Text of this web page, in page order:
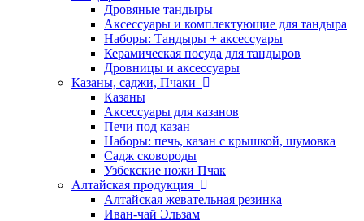
Дровяные тандыры
Аксессуары и комплектующие для тандыра
Наборы: Тандыры + аксессуары
Керамическая посуда для тандыров
Дровницы и аксессуары
Казаны, саджи, Пчаки
Казаны
Аксессуары для казанов
Печи под казан
Наборы: печь, казан с крышкой, шумовка
Садж сковороды
Узбекские ножи Пчак
Алтайская продукция
Алтайская жевательная резинка
Иван-чай Эльзам